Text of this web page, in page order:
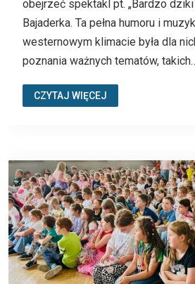
obejrzeć spektakl pt. „Bardzo
Bajaderka. Ta pełna humoru i
westernowym klimacie była dla
poznania ważnych tematów,
CZYTAJ WIĘCEJ